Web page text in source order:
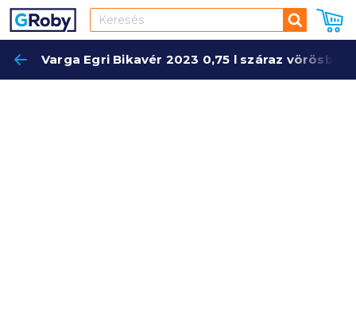
Keresés
Varga Egri Bikavér 2023 0,75 l száraz vörösbor